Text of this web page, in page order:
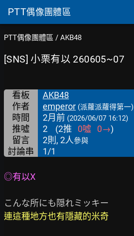
PTT偶像團體區
PTT偶像團體區 / AKB48
[SNS] 小栗有以 260605~07
看板
AKB48
作者
emperor (派蘿派蘿得第一)
時間 2月前 (2026/06/07 16:12)
推噓 2 (2推 0噓 0→)
留言
2則, 2人參與
討論串 1/1
◎有以X
連這種地方也有隱藏的米奇